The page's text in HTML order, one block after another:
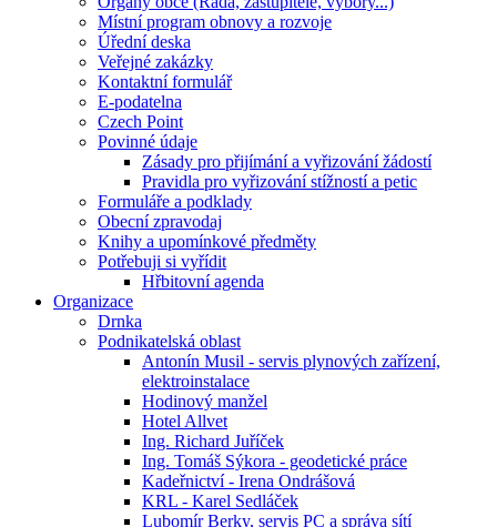
Místní program obnovy a rozvoje
Úřední deska
Veřejné zakázky
Kontaktní formulář
E-podatelna
Czech Point
Povinné údaje
Zásady pro přijímání a vyřizování žádostí
Pravidla pro vyřizování stížností a petic
Formuláře a podklady
Obecní zpravodaj
Knihy a upomínkové předměty
Potřebuji si vyřídit
Hřbitovní agenda
Organizace
Drnka
Podnikatelská oblast
Antonín Musil - servis plynových zařízení,
elektroinstalace
Hodinový manžel
Hotel Allvet
Ing. Richard Juříček
Ing. Tomáš Sýkora - geodetické práce
Kadeřnictví - Irena Ondrášová
KRL - Karel Sedláček
Lubomír Berky, servis PC a správa sítí